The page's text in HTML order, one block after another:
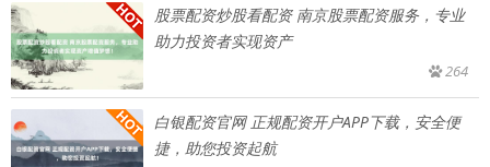
股票配资炒股看配资 南京股票配资服务，专业
助力投资者实现资产
264
白银配资官网 正规配资开户APP下载，安全便
捷，助您投资起航